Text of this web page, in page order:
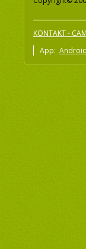
KONTAKT -
App: Android